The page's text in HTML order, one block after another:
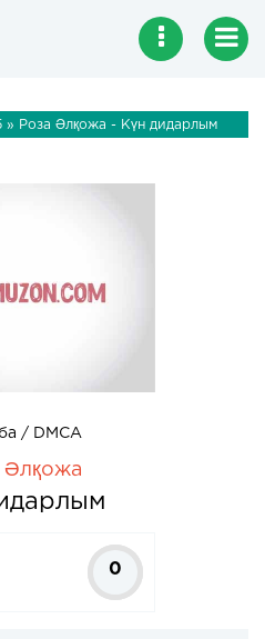
» Роза Әлқожа - Күн дидарлым
/ DMCA
Әлқожа
0